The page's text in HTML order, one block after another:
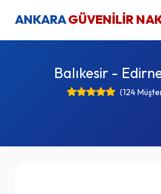
ANKARAGÜVENİLİR
Balıkesir -
(124